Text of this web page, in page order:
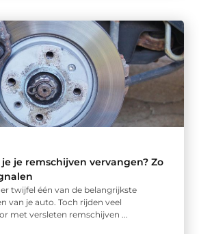
je remschijven vervangen? Zo
twijfel één van de belangrijkste
van je auto. Toch rijden veel
met versleten remschijven ...